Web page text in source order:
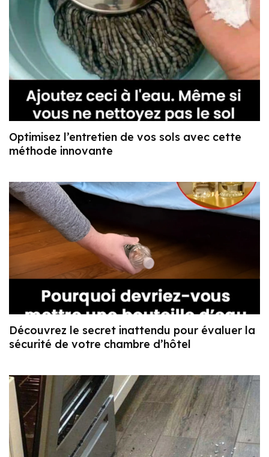
Optimisez l’entretien de vos sols avec cette
méthode innovante
Découvrez le secret inattendu pour évaluer la
sécurité de votre chambre d’hôtel